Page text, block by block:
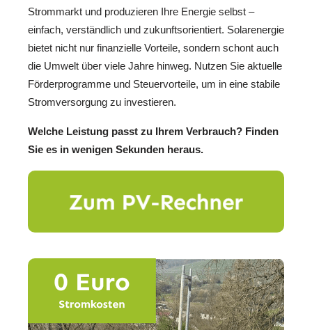
Strommarkt und produzieren Ihre Energie selbst –
einfach, verständlich und zukunftsorientiert. Solarenergie
bietet nicht nur finanzielle Vorteile, sondern schont auch
die Umwelt über viele Jahre hinweg. Nutzen Sie aktuelle
Förderprogramme und Steuervorteile, um in eine stabile
Stromversorgung zu investieren.
Welche Leistung passt zu Ihrem Verbrauch? Finden
Sie es in wenigen Sekunden heraus.